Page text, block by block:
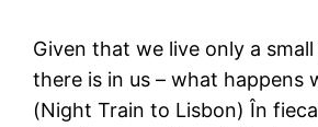
Given that we live only a
there is in us – what happens
(Night Train to Lisbon) În